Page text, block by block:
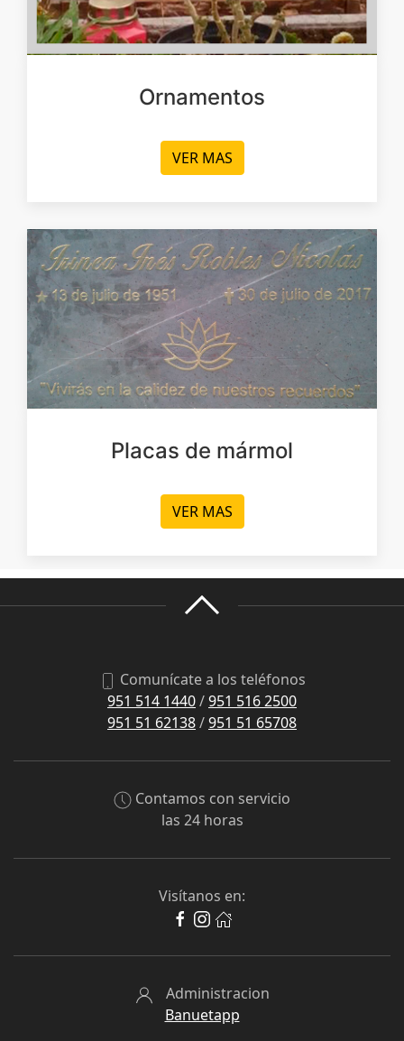
Ornamentos
VER MAS
Placas de mármol
VER MAS
Comunícate a los teléfonos
951 514 1440/951 516 2500
951 51 62138/951 51 65708
Contamos con servicio
las 24 horas
Visítanos en:
Administracion
Banuetapp